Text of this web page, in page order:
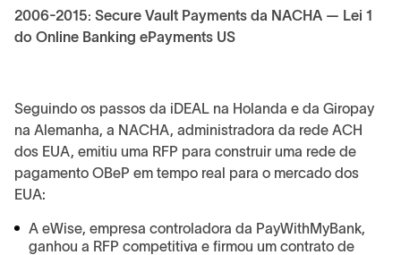
2006-2015: Secure Vault Payments da NACHA — Lei 1
do Online Banking ePayments US
Seguindo os passos da iDEAL na Holanda e da Giropay
na Alemanha, a NACHA, administradora da rede ACH
dos EUA, emitiu uma RFP para construir uma rede de
pagamento OBeP em tempo real para o mercado dos
EUA:
A eWise, empresa controladora da PayWithMyBank,
ganhou a RFP competitiva e firmou um contrato de